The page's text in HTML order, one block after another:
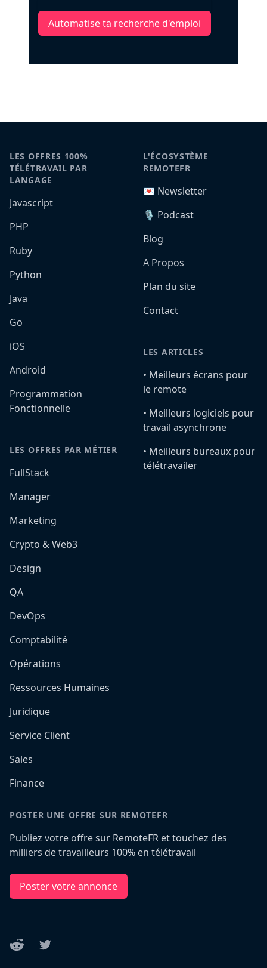
Automatise ta recherche d'emploi
LES OFFRES 100%
TÉLÉTRAVAIL PAR
LANGAGE
Javascript
PHP
Ruby
Python
Java
Go
iOS
Android
Programmation
Fonctionnelle
LES OFFRES PAR MÉTIER
FullStack
Manager
Marketing
Crypto & Web3
Design
QA
DevOps
Comptabilité
Opérations
Ressources Humaines
Juridique
Service Client
Sales
Finance
L'ÉCOSYSTÈME
REMOTEFR
💌 Newsletter
🎙️ Podcast
Blog
A Propos
Plan du site
Contact
LES ARTICLES
•️ Meilleurs écrans pour
le remote
•️ Meilleurs logiciels pour
travail asynchrone
•️ Meilleurs bureaux pour
télétravailer
POSTER UNE OFFRE SUR REMOTEFR
Publiez votre offre sur RemoteFR et touchez des
milliers de travailleurs 100% en télétravail
Poster votre annonce
Reddit Twitter